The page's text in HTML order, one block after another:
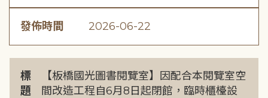
發佈時間 2026-06-22
標
題
【板橋國光圖書閱覽室】因配合本閱覽室空
間改造工程自6月8日起閉館，臨時櫃檯設